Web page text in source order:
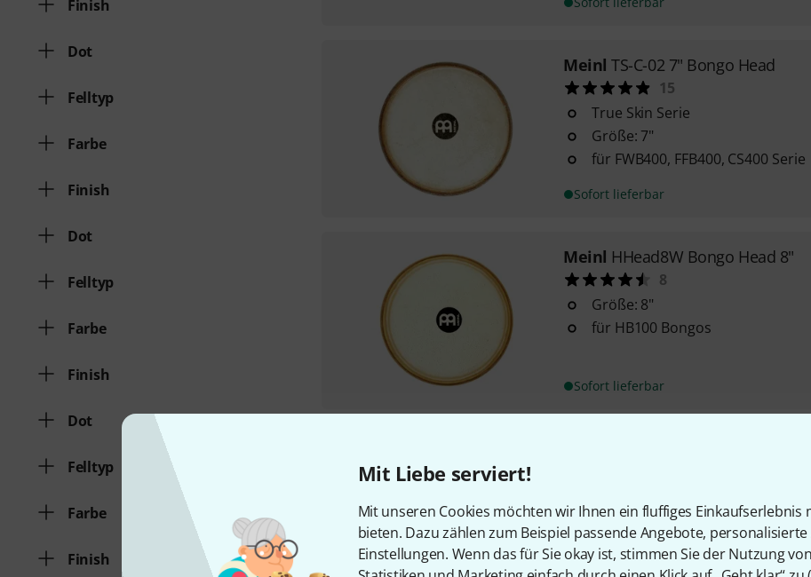
Mit Liebe serviert!
Mit unseren Cookies möchten wir Ihnen ein fluffiges Einkaufserlebnis
bieten. Dazu zählen zum Beispiel passende Angebote,
Einstellungen. Wenn das für Sie okay ist, stimmen Sie der Nutzung
Finish
Dot
Felltyp
Farbe
Finish
Dot
Felltyp
Farbe
Finish
Dot
Felltyp
Farbe
Finish
Meinl TS-C-02 7" Bongo Head
15
True Skin Serie
Größe: 7"
für FWB400, FFB400, CS400 Serie
Sofort lieferbar
Meinl HHead8W Bongo Head 8"
8
Größe: 8"
für HB100 Bongos
Sofort lieferbar
8 1/2"
für FWB400, FFB400, CS400 Serie